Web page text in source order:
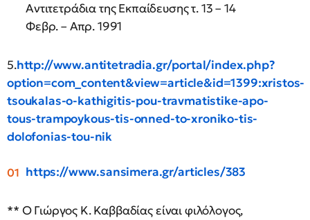
Αντιτετράδια της Εκπαίδευσης τ. 13 – 14
Φεβρ. – Απρ. 1991
5.http://www.antitetradia.gr/portal/index.php?
option=com_content&view=article&id=1399:xristos-
tsoukalas-o-kathigitis-pou-travmatistike-apo-
tous-trampoykous-tis-onned-to-xroniko-tis-
dolofonias-tou-nik
https://www.sansimera.gr/articles/383
** Ο Γιώργος Κ. Καββαδίας είναι φιλόλογος,